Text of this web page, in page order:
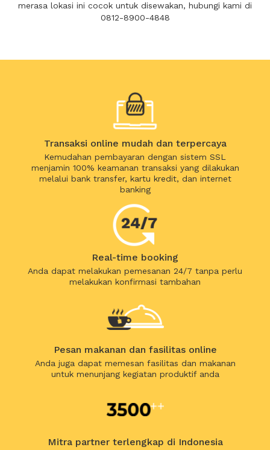
merasa lokasi ini cocok untuk disewakan, hubungi kami di
0812-8900-4848
Transaksi online mudah dan terpercaya
Kemudahan pembayaran dengan sistem SSL
menjamin 100% keamanan transaksi yang dilakukan
melalui bank transfer, kartu kredit, dan internet
banking
Real-time booking
Anda dapat melakukan pemesanan 24/7 tanpa perlu
melakukan konfirmasi tambahan
Pesan makanan dan fasilitas online
Anda juga dapat memesan fasilitas dan makanan
untuk menunjang kegiatan produktif anda
Mitra partner terlengkap di Indonesia